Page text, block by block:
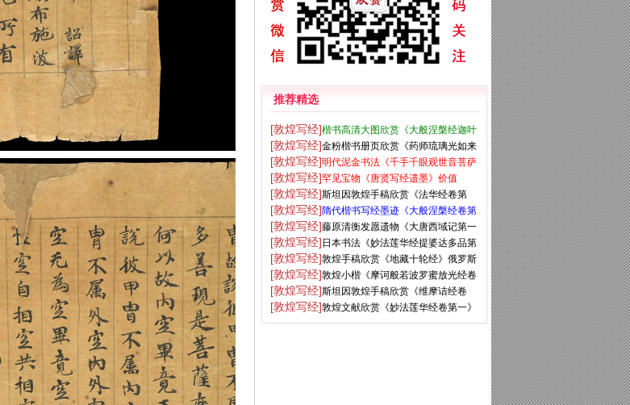
推荐精选
[敦煌写经]楷书高清大图欣赏《大般涅槃经迦叶
菩萨品第十二》
[敦煌写经]金粉楷书册页欣赏《药师琉璃光如来
本愿功德经》
[敦煌写经]明代泥金书法《千手千眼观世音菩萨
大慈心陀罗尼经》第一册
[敦煌写经]罕见宝物《唐贤写经遗墨》价值
5750万元
[敦煌写经]斯坦因敦煌手稿欣赏《法华经卷第
六》大英图书馆藏
[敦煌写经]隋代楷书写经墨迹《大般涅槃经卷第
十五》
[敦煌写经]藤原清衡发愿遗物《大唐西域记第一
卷》东京国立博物馆藏
[敦煌写经] 日本书法《妙法莲华经提婆达多品第
十二》大都会艺术博物馆藏
[敦煌写经]敦煌手稿欣赏《地藏十轮经》俄罗斯
科学院东方学研究所藏
[敦煌写经]敦煌小楷《摩诃般若波罗蜜放光经卷
第七》
[敦煌写经]斯坦因敦煌手稿欣赏《维摩诘经卷
下》大英图书馆藏
[敦煌写经]敦煌文献欣赏《妙法莲华经卷第一》
俄罗斯科学院藏品